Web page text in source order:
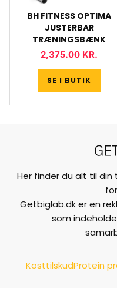
BH FITNESS OPTIMA
JUSTERBAR
TRÆNINGSBÆNK
2,375.00 KR.
SE I BUTIK
Her finder du alt til
Getbiglab.dk er en
som
KosttilskudProtein